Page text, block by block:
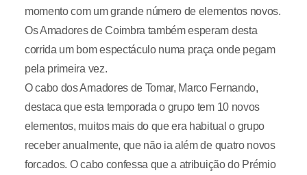
momento com um grande número de elementos novos.
Os Amadores de Coimbra também esperam desta
corrida um bom espectáculo numa praça onde pegam
pela primeira vez.
O cabo dos Amadores de Tomar, Marco Fernando,
destaca que esta temporada o grupo tem 10 novos
elementos, muitos mais do que era habitual o grupo
receber anualmente, que não ia além de quatro novos
forcados. O cabo confessa que a atribuição do Prémio